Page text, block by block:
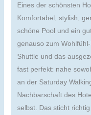
Eines der schönsten
Komfortabel, stylish,
schöne Pool und ein
genauso zum
Shuttle und das
fast perfekt: nahe
an der Saturday
Nachbarschaft des
selbst. Das sticht